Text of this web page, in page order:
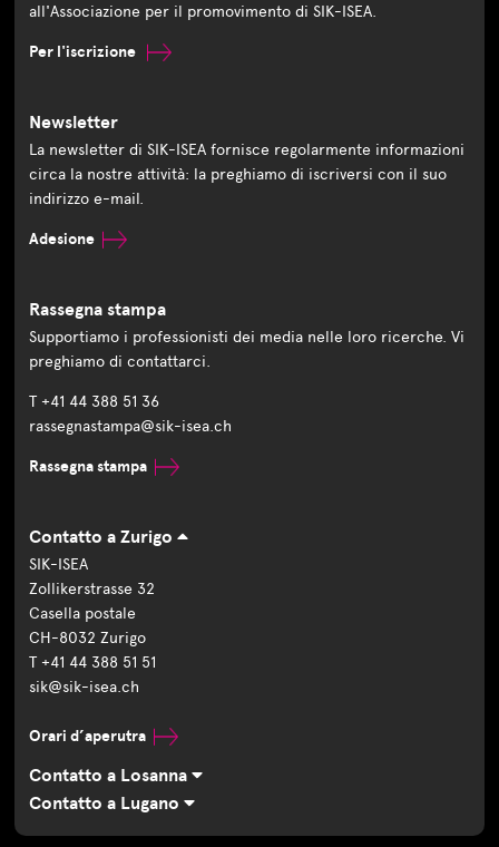
all'Associazione per il promovimento di SIK-ISEA.
Per l'iscrizione
Newsletter
La newsletter di SIK-ISEA fornisce regolarmente informazioni
circa la nostre attività: la preghiamo di iscriversi con il suo
indirizzo e-mail.
Adesione
Rassegna stampa
Supportiamo i professionisti dei media nelle loro ricerche. Vi
preghiamo di contattarci.
T +41 44 388 51 36
rassegnastampa@sik-isea.ch
Rassegna stampa
Contatto a Zurigo
SIK-ISEA
Zollikerstrasse 32
Casella postale
CH-8032 Zurigo
T +41 44 388 51 51
sik@sik-isea.ch
Orari d’aperutra
Contatto a Losanna
Contatto a Lugano